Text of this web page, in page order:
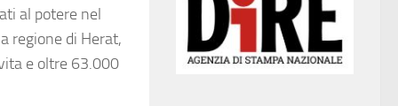
al potere nel
regione di Herat,
e oltre 63.000